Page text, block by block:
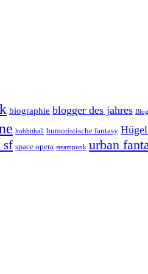
biographie blogger des jahres
hobbithall humoristische fantasy
sf space opera steampunk urban